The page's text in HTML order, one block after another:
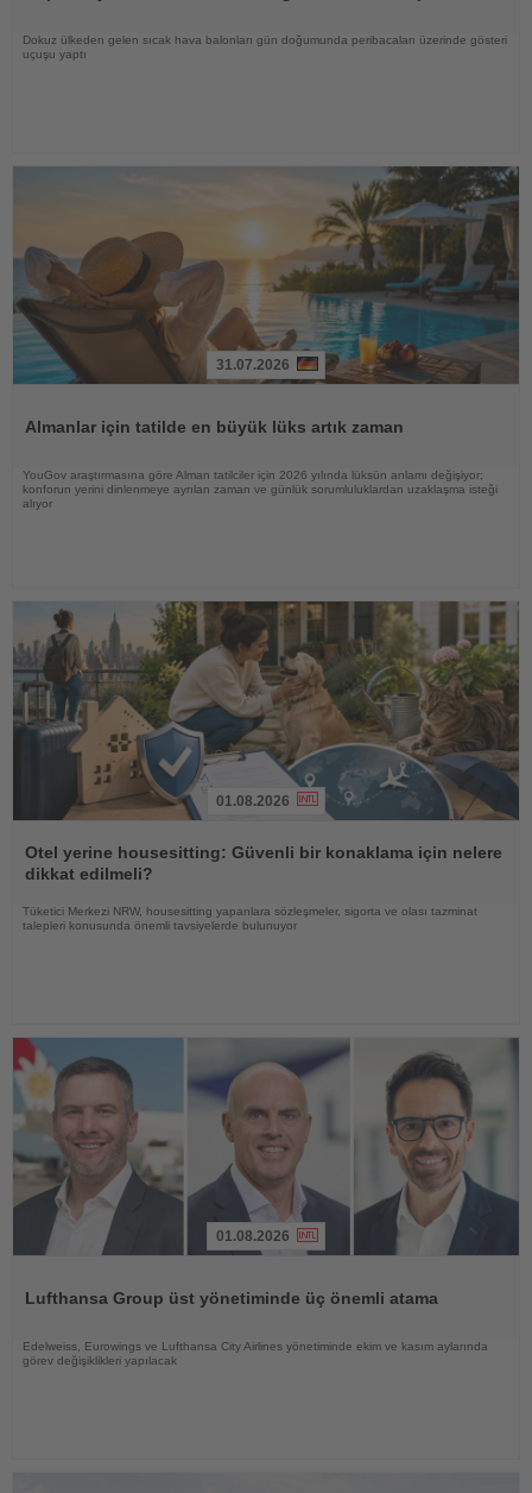
Dokuz ülkeden gelen sıcak hava balonları gün doğumunda peribacaları üzerinde gösteri
uçuşu yaptı
31.07.2026
Almanlar için tatilde en büyük lüks artık zaman
YouGov araştırmasına göre Alman tatilciler için 2026 yılında lüksün anlamı değişiyor;
konforun yerini dinlenmeye ayrılan zaman ve günlük sorumluluklardan uzaklaşma isteği
alıyor
Oku
01.08.2026
Otel yerine housesitting: Güvenli bir konaklama için nelere
dikkat edilmeli?
Tüketici Merkezi NRW, housesitting yapanlara sözleşmeler, sigorta ve olası tazminat
talepleri konusunda önemli tavsiyelerde bulunuyor
01.08.2026
Lufthansa Group üst yönetiminde üç önemli atama
Edelweiss, Eurowings ve Lufthansa City Airlines yönetiminde ekim ve kasım aylarında
görev değişiklikleri yapılacak